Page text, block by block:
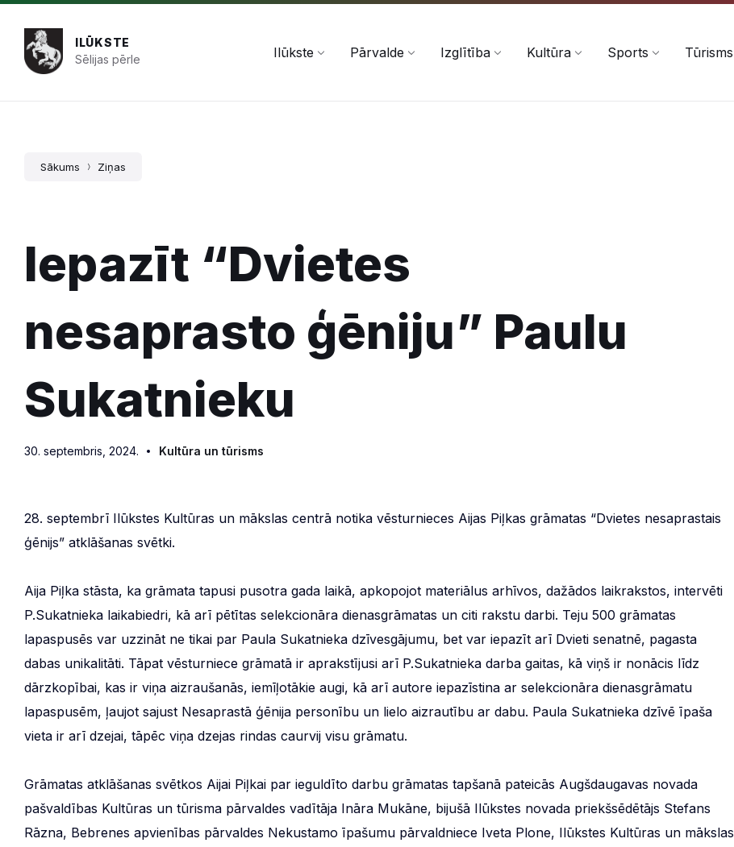
Pāriet
saturu
Skip
navigation
Skip
footer
ILŪKSTE
Sēlijas pērle
Ilūkste Pārvalde Izglītība Kultūra Sports Tūrisms
Sākums Ziņas
Iepazīt “Dvietes
nesaprasto ģēniju” Paulu
Sukatnieku
30. septembris, 2024. Kultūra un tūrisms
28. septembrī Ilūkstes Kultūras un mākslas centrā notika vēsturnieces Aijas Piļkas grāmatas “Dvietes nesaprastais
ģēnijs” atklāšanas svētki.
Aija Piļka stāsta, ka grāmata tapusi pusotra gada laikā, apkopojot materiālus arhīvos, dažādos laikrakstos, intervēti
P.Sukatnieka laikabiedri, kā arī pētītas selekcionāra dienasgrāmatas un citi rakstu darbi. Teju 500 grāmatas
lapaspusēs var uzzināt ne tikai par Paula Sukatnieka dzīvesgājumu, bet var iepazīt arī Dvieti senatnē, pagasta
dabas unikalitāti. Tāpat vēsturniece grāmatā ir aprakstījusi arī P.Sukatnieka darba gaitas, kā viņš ir nonācis līdz
dārzkopībai, kas ir viņa aizraušanās, iemīļotākie augi, kā arī autore iepazīstina ar selekcionāra dienasgrāmatu
lapaspusēm, ļaujot sajust Nesaprastā ģēnija personību un lielo aizrautību ar dabu. Paula Sukatnieka dzīvē īpaša
vieta ir arī dzejai, tāpēc viņa dzejas rindas caurvij visu grāmatu.
Grāmatas atklāšanas svētkos Aijai Piļkai par ieguldīto darbu grāmatas tapšanā pateicās Augšdaugavas novada
pašvaldības Kultūras un tūrisma pārvaldes vadītāja Ināra Mukāne, bijušā Ilūkstes novada priekšsēdētājs Stefans
Rāzna, Bebrenes apvienības pārvaldes Nekustamo īpašumu pārvaldniece Iveta Plone, Ilūkstes Kultūras un mākslas